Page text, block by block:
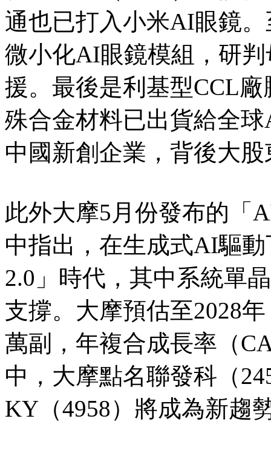
通也已打入小米AI眼鏡
微小化AI眼鏡模組，研
援。最後是利基型CCL
殊合金材料已出貨給全
中國新創企業，背後大
此外大摩5月份發布的
中指出，在生成式AI驅動
2.0」時代，其中系統單
支撐。大摩預估至2028
萬副，年複合成長率（
中，大摩點名聯發科（
KY（4958）將成為新趨